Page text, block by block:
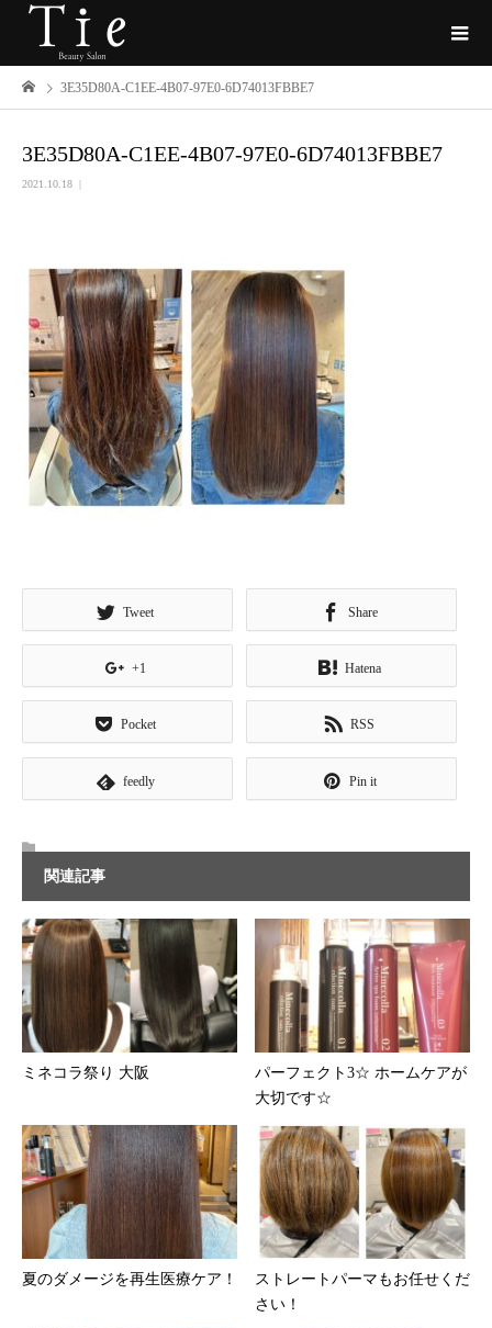
3E35D80A-C1EE-4B07-97E0-6D74013FBBE7
3E35D80A-C1EE-4B07-97E0-6D74013FBBE7
2021.10.18
Tweet Share
+1 Hatena
Pocket RSS
feedly Pin it
関連記事
ミネコラ祭り 大阪
パーフェクト3☆ ホームケアが
大切です☆
夏のダメージを再生医療ケア！
ストレートパーマもお任せくだ
さい！